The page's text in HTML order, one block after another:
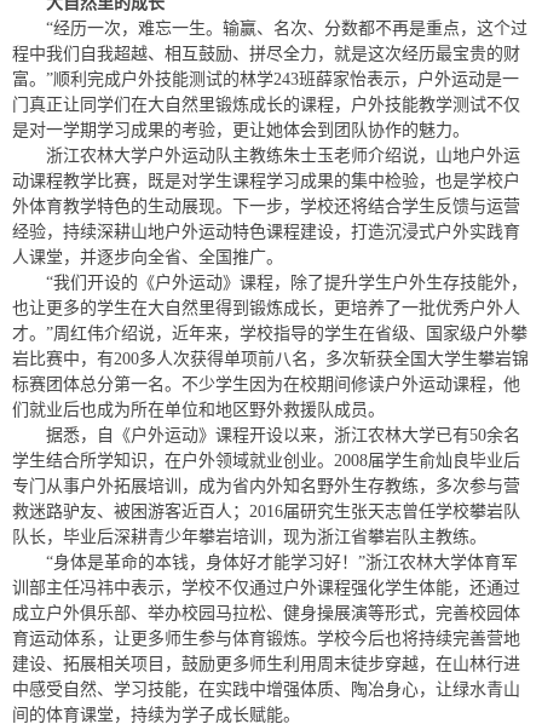
“经历一次，难忘一生。输赢、名次、分数都不再是重点，这个过
程中我们自我超越、相互鼓励、拼尽全力，就是这次经历最宝贵的财
富。”顺利完成户外技能测试的林学243班薛家怡表示，户外运动是一
门真正让同学们在大自然里锻炼成长的课程，户外技能教学测试不仅
是对一学期学习成果的考验，更让她体会到团队协作的魅力。
浙江农林大学户外运动队主教练朱士玉老师介绍说，山地户外运
动课程教学比赛，既是对学生课程学习成果的集中检验，也是学校户
外体育教学特色的生动展现。下一步，学校还将结合学生反馈与运营
经验，持续深耕山地户外运动特色课程建设，打造沉浸式户外实践育
人课堂，并逐步向全省、全国推广。
“我们开设的《户外运动》课程，除了提升学生户外生存技能外，
也让更多的学生在大自然里得到锻炼成长，更培养了一批优秀户外人
才。”周红伟介绍说，近年来，学校指导的学生在省级、国家级户外攀
岩比赛中，有200多人次获得单项前八名，多次斩获全国大学生攀岩锦
标赛团体总分第一名。不少学生因为在校期间修读户外运动课程，他
们就业后也成为所在单位和地区野外救援队成员。
据悉，自《户外运动》课程开设以来，浙江农林大学已有50余名
学生结合所学知识，在户外领域就业创业。2008届学生俞灿良毕业后
专门从事户外拓展培训，成为省内外知名野外生存教练，多次参与营
救迷路驴友、被困游客近百人；2016届研究生张天志曾任学校攀岩队
队长，毕业后深耕青少年攀岩培训，现为浙江省攀岩队主教练。
“身体是革命的本钱，身体好才能学习好！”浙江农林大学体育军
训部主任冯祎中表示，学校不仅通过户外课程强化学生体能，还通过
成立户外俱乐部、举办校园马拉松、健身操展演等形式，完善校园体
育运动体系，让更多师生参与体育锻炼。学校今后也将持续完善营地
建设、拓展相关项目，鼓励更多师生利用周末徒步穿越，在山林行进
中感受自然、学习技能，在实践中增强体质、陶冶身心，让绿水青山
间的体育课堂，持续为学子成长赋能。